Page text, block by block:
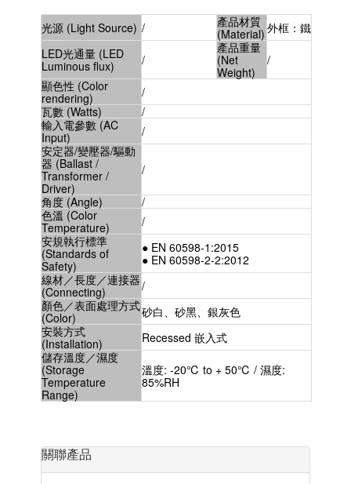
光源 (Light Source) /
產品材質
(Material) 外框：鐵
LED光通量 (LED
Luminous flux)
/
產品重量
(Net
Weight)
/
顯色性 (Color
rendering)
/
瓦數 (Watts)
/
輸入電參數 (AC
Input)
/
安定器/變壓器/驅動
器 (Ballast /
Transformer /
Driver)
/
角度 (Angle)
/
色溫 (Color
Temperature)
/
安規執行標準
(Standards of
Safety)
● EN 60598-1:2015
● EN 60598-2-2:2012
線材／長度／連接器
(Connecting)
/
顏色／表面處理方式
(Color)
砂白、砂黑、銀灰色
安裝方式
(Installation)
Recessed 嵌入式
儲存溫度／濕度
(Storage
Temperature
Range)
溫度: -20℃ to + 50℃ / 濕度:
85%RH
關聯產品